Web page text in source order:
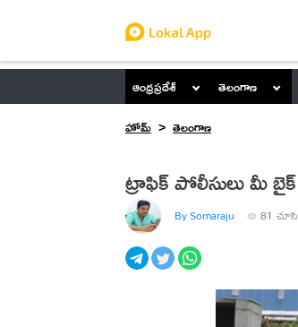
ఆంధ్రప్రదేశ్ తెలంగాణ
హోమ్
తెలంగాణ
ట్రాఫిక్ పోలీసులు మీ
By Somaraju 81